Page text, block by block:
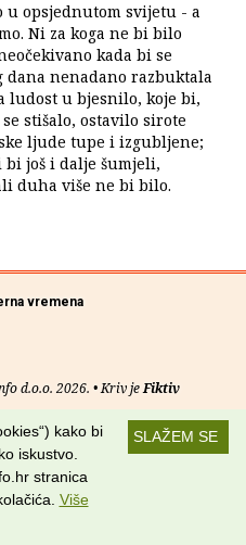
u opsjednutom svijetu - a
Ni za koga ne bi bilo
kada bi se
dana nenadano razbuktala
ludost u bjesnilo, koje bi,
stišalo, ostavilo sirote
ljude tupe i izgubljene;
bi još i dalje šumjeli,
duha više ne bi bilo.
vremena
d.o.o. 2026. • Kriv jeFiktiv
korištenja•RSS kanali
nas na:
SLAŽEM SE
kako bi
iskustvo.
stranica
Više